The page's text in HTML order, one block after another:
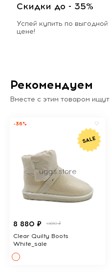
Скидки до - 35%
Успей купить по выгодной
цене!
Рекомендуем
Вместе с этим товаром ищут
-36%
8 880 ₽ 13690 ₽
Clear Quilty Boots
White_sale